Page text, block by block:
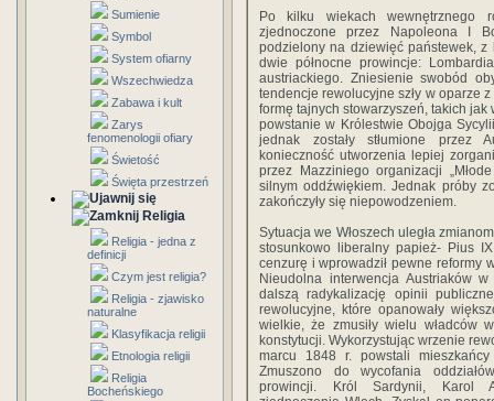
Sumienie
Symbol
System ofiarny
Wszechwiedza
Zabawa i kult
Zarys
fenomenologii ofiary
Świetość
Święta przestrzeń
Religia
Religia - jedna z
definicji
Czym jest religia?
Religia - zjawisko
naturalne
Klasyfikacja religii
Etnologia religii
Religia
Bocheńskiego
Po kilku wiekach wewnętrznego
zjednoczone przez Napoleona I
podzielony na dziewięć państewek, z
dwie północne prowincje:
austriackiego. Zniesienie swobód
tendencje rewolucyjne szły w oparze
formę tajnych stowarzyszeń, takich
powstanie w Królestwie Obojga
jednak zostały stłumione przez
konieczność utworzenia lepiej
przez Mazziniego organizacji
silnym oddźwiękiem. Jednak próby
zakończyły się niepowodzeniem.
Sytuacja we Włoszech uległa
stosunkowo liberalny papież- Pius
cenzurę i wprowadził pewne reformy
Nieudolna interwencja Austriaków w
dalszą radykalizację opinii
rewolucyjne, które opanowały
wielkie, że zmusiły wielu władców
konstytucji. Wykorzystując wrzenie
marcu 1848 r. powstali
Zmuszono do wycofania
prowincji. Król Sardynii, Karol